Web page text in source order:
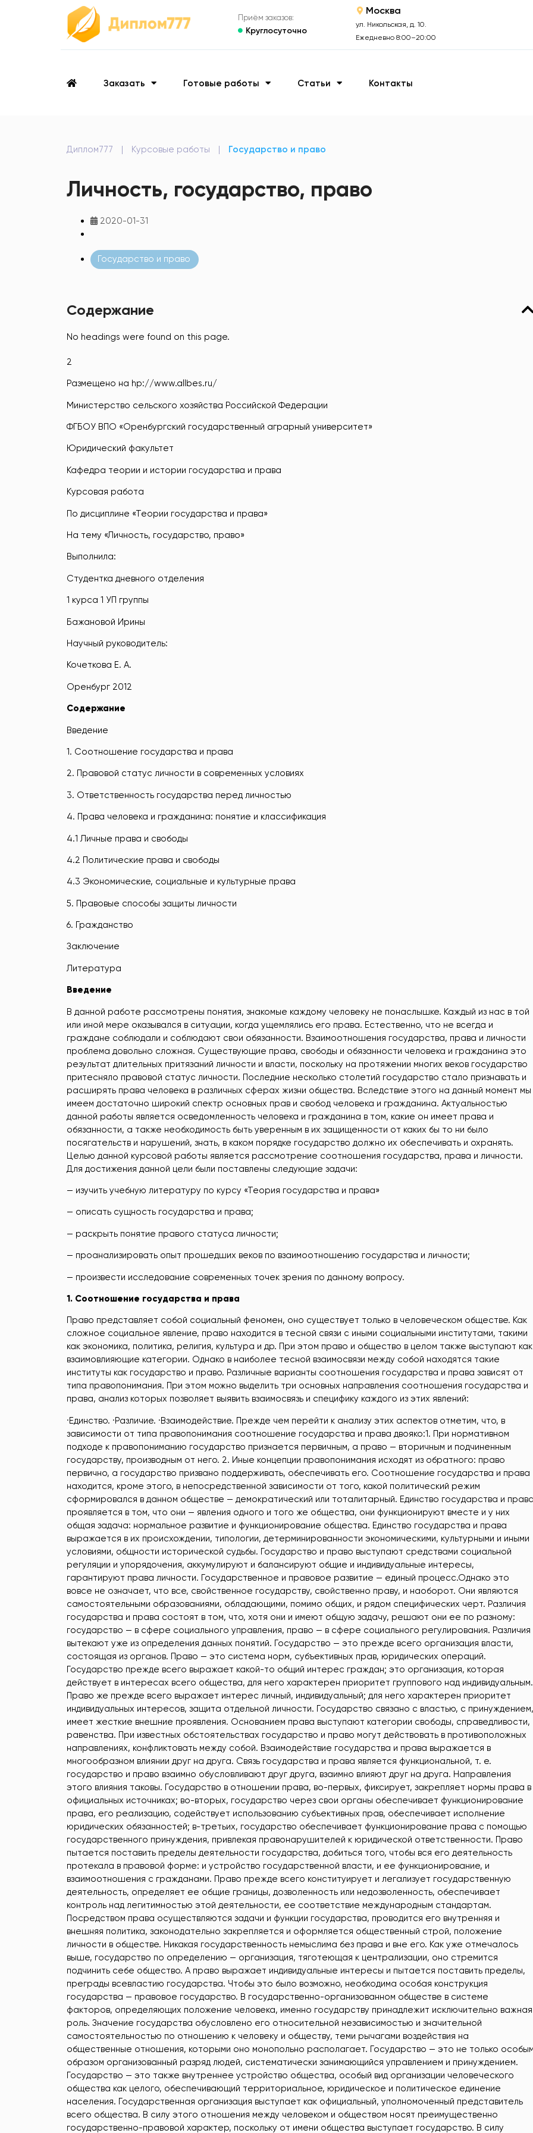
Приём заказов:
Круглосуточно
Москва
ул. Никольская, д. 10.
Ежедневно 8:00–20:00
Заказать Готовые работы Статьи Контакты
Диплом777 | Курсовые работы | Государство и право
Личность, государство, право
2020-01-31
Государство и право
Содержание
No headings were found on this page.
2
Размещено на hp://www.allbes.ru/
Министерство сельского хозяйства Российской Федерации
ФГБОУ ВПО «Оренбургский государственный аграрный университет»
Юридический факультет
Кафедра теории и истории государства и права
Курсовая работа
По дисциплине «Теории государства и права»
На тему «Личность, государство, право»
Выполнила:
Студентка дневного отделения
1 курса 1 УП группы
Бажановой Ирины
Научный руководитель:
Кочеткова Е. А.
Оренбург 2012
Содержание
Введение
1. Соотношение государства и права
2. Правовой статус личности в современных условиях
3. Ответственность государства перед личностью
4. Права человека и гражданина: понятие и классификация
4.1 Личные права и свободы
4.2 Политические права и свободы
4.3 Экономические, социальные и культурные права
5. Правовые способы защиты личности
6. Гражданство
Заключение
Литература
Введение
В данной работе рассмотрены понятия, знакомые каждому человеку не понаслышке. Каждый из нас в той
или иной мере оказывался в ситуации, когда ущемлялись его права. Естественно, что не всегда и
граждане соблюдали и соблюдают свои обязанности. Взаимоотношения государства, права и личности
проблема довольно сложная. Существующие права, свободы и обязанности человека и гражданина это
результат длительных притязаний личности и власти, поскольку на протяжении многих веков государство
притесняло правовой статус личности. Последние несколько столетий государство стало признавать и
расширять права человека в различных сферах жизни общества. Вследствие этого на данный момент мы
имеем достаточно широкий спектр основных прав и свобод человека и гражданина. Актуальностью
данной работы является осведомленность человека и гражданина в том, какие он имеет права и
обязанности, а также необходимость быть уверенным в их защищенности от каких бы то ни было
посягательств и нарушений, знать, в каком порядке государство должно их обеспечивать и охранять.
Целью данной курсовой работы является рассмотрение соотношения государства, права и личности.
Для достижения данной цели были поставлены следующие задачи:
— изучить учебную литературу по курсу «Теория государства и права»
— описать сущность государства и права;
— раскрыть понятие правого статуса личности;
— проанализировать опыт прошедших веков по взаимоотношению государства и личности;
— произвести исследование современных точек зрения по данному вопросу.
1. Соотношение государства и права
Право представляет собой социальный феномен, оно существует только в человеческом обществе. Как
сложное социальное явление, право находится в тесной связи с иными социальными институтами, такими
как экономика, политика, религия, культура и др. При этом право и общество в целом также выступают как
взаимовлияющие категории. Однако в наиболее тесной взаимосвязи между собой находятся такие
институты как государство и право. Различные варианты соотношения государства и права зависят от
типа правопонимания. При этом можно выделить три основных направления соотношения государства и
права, анализ которых позволяет выявить взаимосвязь и специфику каждого из этих явлений:
·Единство. ·Различие. ·Взаимодействие. Прежде чем перейти к анализу этих аспектов отметим, что, в
зависимости от типа правопонимания соотношение государства и права двояко:1. При нормативном
подходе к правопониманию государство признается первичным, а право — вторичным и подчиненным
государству, производным от него. 2. Иные концепции правопонимания исходят из обратного: право
первично, а государство призвано поддерживать, обеспечивать его. Соотношение государства и права
находится, кроме этого, в непосредственной зависимости от того, какой политический режим
сформировался в данном обществе — демократический или тоталитарный. Единство государства и
проявляется в том, что они — явления одного и того же общества, они функционируют вместе и у них
общая задача: нормальное развитие и функционирование общества. Единство государства и права
выражается в их происхождении, типологии, детерминированности экономическими, культурными и иными
условиями, общности исторической судьбы. Государство и право выступают средствами социальной
регуляции и упорядочения, аккумулируют и балансируют общие и индивидуальные интересы,
гарантируют права личности. Государственное и правовое развитие — единый процесс.Однако это
вовсе не означает, что все, свойственное государству, свойственно праву, и наоборот. Они являются
самостоятельными образованиями, обладающими, помимо общих, и рядом специфических черт. Различия
государства и права состоят в том, что, хотя они и имеют общую задачу, решают они ее по разному:
государство — в сфере социального управления, право — в сфере социального регулирования. Различия
вытекают уже из определения данных понятий. Государство — это прежде всего организация власти,
состоящая из органов. Право — это система норм, субъективных прав, юридических операций.
Государство прежде всего выражает какой-то общий интерес граждан; это организация, которая
действует в интересах всего общества, для него характерен приоритет группового над индивидуальным.
Право же прежде всего выражает интерес личный, индивидуальный; для него характерен приоритет
индивидуальных интересов, защита отдельной личности. Государство связано с властью, с принуждением,
имеет жесткие внешние проявления. Основанием права выступают категории свободы, справедливости,
равенства. При известных обстоятельствах государство и право могут действовать в противоположных
направлениях, конфликтовать между собой. Взаимодействие государства и права выражается в
многообразном влиянии друг на друга. Связь государства и права является функциональной, т. е.
государство и право взаимно обусловливают друг друга, взаимно влияют друг на друга. Направления
этого влияния таковы. Государство в отношении права, во-первых, фиксирует, закрепляет нормы права в
официальных источниках; во-вторых, государство через свои органы обеспечивает функционирование
права, его реализацию, содействует использованию субъективных прав, обеспечивает исполнение
юридических обязанностей; в-третьих, государство обеспечивает функционирование права с помощью
государственного принуждения, привлекая правонарушителей к юридической ответственности. Право
пытается поставить пределы деятельности государства, добиться того, чтобы вся его деятельность
протекала в правовой форме: и устройство государственной власти, и ее функционирование, и
взаимоотношения с гражданами. Право прежде всего конституирует и легализует государственную
деятельность, определяет ее общие границы, дозволенность или недозволенность, обеспечивает
контроль над легитимностью этой деятельности, ее соответствие международным стандартам.
Посредством права осуществляются задачи и функции государства, проводится его внутренняя и
внешняя политика, законодательно закрепляется и оформляется общественный строй, положение
личности в обществе. Никакая государственность немыслима без права и вне его. Как уже отмечалось
выше, государство по определению — организация, тяготеющая к централизации, оно стремится
подчинить себе общество. А право выражает индивидуальные интересы и пытается поставить пределы,
преграды всевластию государства. Чтобы это было возможно, необходима особая конструкция
государства — правовое государство. В государственно-организованном обществе в системе
факторов, определяющих положение человека, именно государству принадлежит исключительно важная
роль. Значение государства обусловлено его относительной независимостью и значительной
самостоятельностью по отношению к человеку и обществу, теми рычагами воздействия на
общественные отношения, которыми оно монопольно располагает. Государство — это не только
образом организованный разряд людей, систематически занимающийся управлением и принуждением.
Государство — это также внутреннее устройство общества, особый вид организации человеческого
общества как целого, обеспечивающий территориальное, юридическое и политическое единение
населения. Государственная организация выступает как официальный, уполномоченный представитель
всего общества. В силу этого отношения между человеком и обществом носят преимущественно
государственно-правовой характер, поскольку от имени общества выступает государство. В силу